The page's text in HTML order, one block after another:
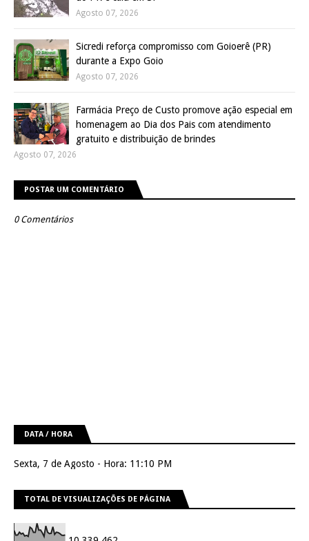
Agosto 07, 2026
Sicredi reforça compromisso com Goioerê (PR)
durante a Expo Goio
Agosto 07, 2026
Farmácia Preço de Custo promove ação especial em
homenagem ao Dia dos Pais com atendimento
gratuito e distribuição de brindes
Agosto 07, 2026
POSTAR UM COMENTÁRIO
0 Comentários
DATA / HORA
Sexta, 7 de Agosto - Hora: 11:10 PM
TOTAL DE VISUALIZAÇÕES DE PÁGINA